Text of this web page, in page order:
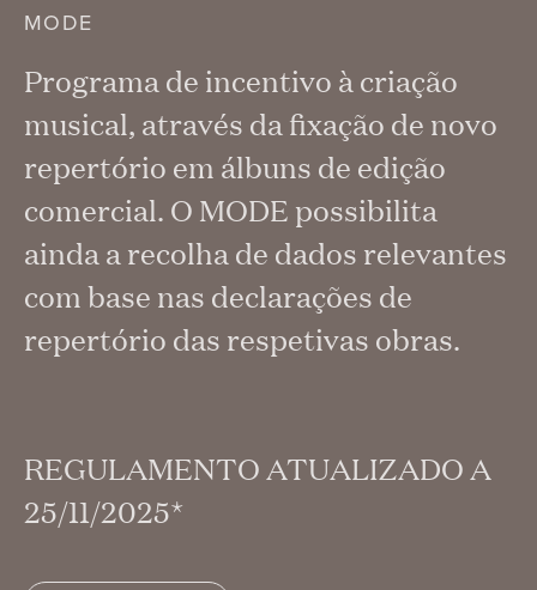
MODE
Programa de incentivo à criação
musical, através da fixação de novo
repertório em álbuns de edição
comercial. O MODE possibilita
ainda a recolha de dados relevantes
com base nas declarações de
repertório das respetivas obras.
REGULAMENTO ATUALIZADO A
25/11/2025*